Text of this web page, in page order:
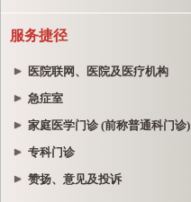
服务捷径
医院联网、医院及医疗机构
急症室
家庭医学门诊 (前称普通科门诊)
专科门诊
赞扬、意见及投诉